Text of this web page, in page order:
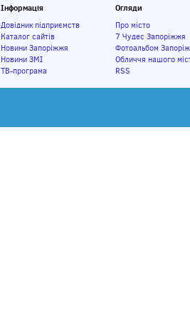
Інформація
Довідник підприємств
Каталог сайтів
Новини Запоріжжя
Новини ЗМІ
ТВ-програма
Огляди
Про місто
7 Чудес Запоріжжя
Фотоальбом
Обличчя нашого
RSS